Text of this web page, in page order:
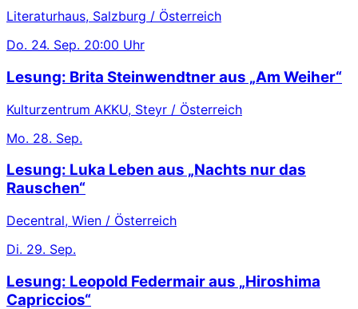
Literaturhaus, Salzburg / Österreich
Do. 24. Sep. 20:00 Uhr
Lesung: Brita Steinwendtner aus „Am Weiher“
Kulturzentrum AKKU, Steyr / Österreich
Mo. 28. Sep.
Lesung: Luka Leben aus „Nachts nur das
Rauschen“
Decentral, Wien / Österreich
Di. 29. Sep.
Lesung: Leopold Federmair aus „Hiroshima
Capriccios“